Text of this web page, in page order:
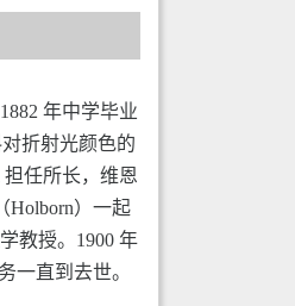
年中学毕业
折射光颜色的
任所长，维恩
Holborn）一起
教授。1900 年
一直到去世。